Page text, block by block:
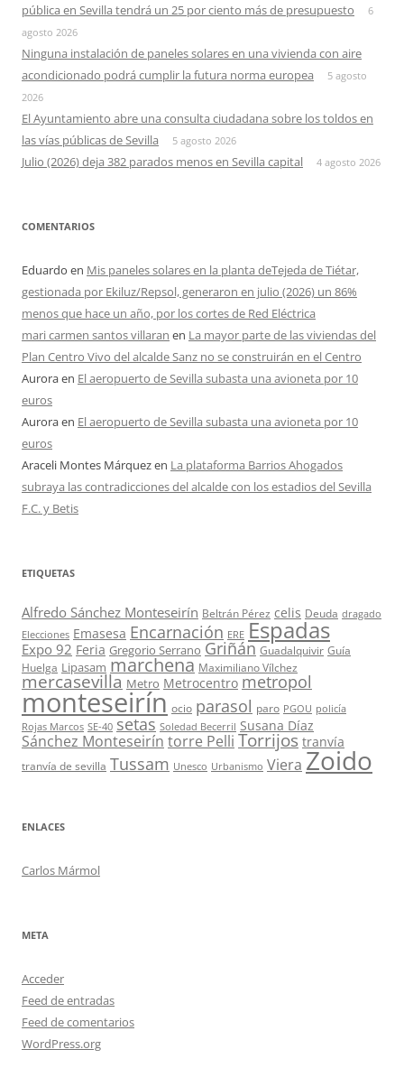
pública en Sevilla tendrá un 25 por ciento más de presupuesto
6
agosto 2026
Ninguna instalación de paneles solares en una vivienda con aire
acondicionado podrá cumplir la futura norma europea
5 agosto
2026
El Ayuntamiento abre una consulta ciudadana sobre los toldos en
las vías públicas de Sevilla
5 agosto 2026
Julio (2026) deja 382 parados menos en Sevilla capital 4 agosto 2026
COMENTARIOS
Eduardo en Mis paneles solares en la planta deTejeda de Tiétar,
gestionada por Ekiluz/Repsol, generaron en julio (2026) un 86%
menos que hace un año, por los cortes de Red Eléctrica
mari carmen santos villaran en La mayor parte de las viviendas del
Plan Centro Vivo del alcalde Sanz no se construirán en el Centro
Auroraen El aeropuerto de Sevilla subasta una avioneta por 10
euros
Auroraen El aeropuerto de Sevilla subasta una avioneta por 10
euros
Araceli Montes Márquezen La plataforma Barrios Ahogados
subraya las contradicciones del alcalde con los estadios del Sevilla
F.C. y Betis
ETIQUETAS
Alfredo Sánchez Monteseirín Beltrán Pérez celis Deuda dragado
Elecciones Emasesa Encarnación ERE Espadas
Expo 92 Feria Gregorio Serrano Griñán Guadalquivir Guía
Huelga Lipasam marchena Maximiliano Vílchez
mercasevilla Metro Metrocentro metropol
monteseirín ocio parasol paro PGOU policía
Rojas Marcos SE-40 setas Soledad Becerril Susana Díaz
Sánchez Monteseirín torre Pelli Torrijos tranvía
tranvía de sevilla Tussam Unesco Urbanismo Viera Zoido
ENLACES
Carlos Mármol
META
Acceder
Feed de entradas
Feed de comentarios
WordPress.org